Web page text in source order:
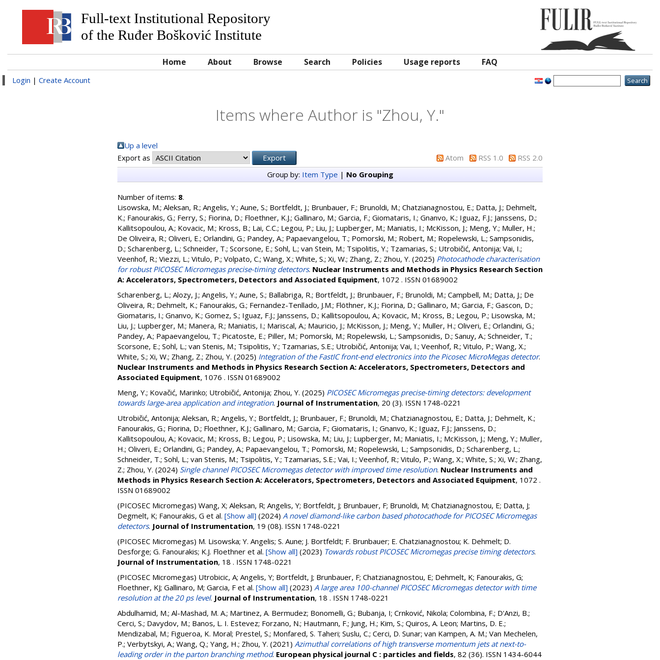
Full-text Institutional Repository
of the Ruđer Bošković Institute
Home About Browse Search Policies Usage reports FAQ
Login | Create Account
Items where Author is "Zhou, Y."
Up a level
Export as
Atom RSS 1.0
RSS 2.0
Group by: Item Type | No Grouping
Number of items: 8.
Lisowska, M.; Aleksan, R.; Angelis, Y.; Aune, S.; Bortfeldt, J.; Brunbauer, F.; Brunoldi, M.; Chatzianagnostou, E.; Datta, J.; Dehmelt,
K.; Fanourakis, G.; Ferry, S.; Fiorina, D.; Floethner, K.J.; Gallinaro, M.; Garcia, F.; Giomataris, I.; Gnanvo, K.; Iguaz, F.J.; Janssens, D.;
Kallitsopoulou, A.; Kovacic, M.; Kross, B.; Lai, C.C.; Legou, P.; Liu, J.; Lupberger, M.; Maniatis, I.; McKisson, J.; Meng, Y.; Muller, H.;
De Oliveira, R.; Oliveri, E.; Orlandini, G.; Pandey, A.; Papaevangelou, T.; Pomorski, M.; Robert, M.; Ropelewski, L.; Sampsonidis,
D.; Scharenberg, L.; Schneider, T.; Scorsone, E.; Sohl, L.; van Stein, M.; Tsipolitis, Y.; Tzamarias, S.; Utrobičić, Antonija; Vai, I.;
Veenhof, R.; Viezzi, L.; Vitulo, P.; Volpato, C.; Wang, X.; White, S.; Xi, W.; Zhang, Z.; Zhou, Y. (2025) Photocathode characterisation
for robust PICOSEC Micromegas precise-timing detectors. Nuclear Instruments and Methods in Physics Research Section
A: Accelerators, Spectrometers, Detectors and Associated Equipment, 1072 . ISSN 01689002
Scharenberg, L.; Alozy, J.; Angelis, Y.; Aune, S.; Ballabriga, R.; Bortfeldt, J.; Brunbauer, F.; Brunoldi, M.; Campbell, M.; Datta, J.; De
Oliveira, R.; Dehmelt, K.; Fanourakis, G.; Fernandez-Tenllado, J.M.; Flöthner, K.J.; Fiorina, D.; Gallinaro, M.; Garcia, F.; Gascon, D.;
Giomataris, I.; Gnanvo, K.; Gomez, S.; Iguaz, F.J.; Janssens, D.; Kallitsopoulou, A.; Kovacic, M.; Kross, B.; Legou, P.; Lisowska, M.;
Liu, J.; Lupberger, M.; Manera, R.; Maniatis, I.; Mariscal, A.; Mauricio, J.; McKisson, J.; Meng, Y.; Muller, H.; Oliveri, E.; Orlandini, G.;
Pandey, A.; Papaevangelou, T.; Picatoste, E.; Piller, M.; Pomorski, M.; Ropelewski, L.; Sampsonidis, D.; Sanuy, A.; Schneider, T.;
Scorsone, E.; Sohl, L.; van Stenis, M.; Tsipolitis, Y.; Tzamarias, S.E.; Utrobičić, Antonija; Vai, I.; Veenhof, R.; Vitulo, P.; Wang, X.;
White, S.; Xi, W.; Zhang, Z.; Zhou, Y. (2025) Integration of the FastIC front-end electronics into the Picosec MicroMegas detector.
Nuclear Instruments and Methods in Physics Research Section A: Accelerators, Spectrometers, Detectors and
Associated Equipment, 1076 . ISSN 01689002
Meng, Y.; Kovačić, Marinko; Utrobičić, Antonija; Zhou, Y. (2025) PICOSEC Micromegas precise-timing detectors: development
towards large-area application and integration. Journal of Instrumentation, 20 (3). ISSN 1748-0221
Utrobičić, Antonija; Aleksan, R.; Angelis, Y.; Bortfeldt, J.; Brunbauer, F.; Brunoldi, M.; Chatzianagnostou, E.; Datta, J.; Dehmelt, K.;
Fanourakis, G.; Fiorina, D.; Floethner, K.J.; Gallinaro, M.; Garcia, F.; Giomataris, I.; Gnanvo, K.; Iguaz, F.J.; Janssens, D.;
Kallitsopoulou, A.; Kovacic, M.; Kross, B.; Legou, P.; Lisowska, M.; Liu, J.; Lupberger, M.; Maniatis, I.; McKisson, J.; Meng, Y.; Muller,
H.; Oliveri, E.; Orlandini, G.; Pandey, A.; Papaevangelou, T.; Pomorski, M.; Ropelewski, L.; Sampsonidis, D.; Scharenberg, L.;
Schneider, T.; Sohl, L.; van Stenis, M.; Tsipolitis, Y.; Tzamarias, S.E.; Vai, I.; Veenhof, R.; Vitulo, P.; Wang, X.; White, S.; Xi, W.; Zhang,
Z.; Zhou, Y. (2024) Single channel PICOSEC Micromegas detector with improved time resolution. Nuclear Instruments and
Methods in Physics Research Section A: Accelerators, Spectrometers, Detectors and Associated Equipment, 1072 .
ISSN 01689002
(PICOSEC Micromegas) Wang, X; Aleksan, R; Angelis, Y; Bortfeldt, J; Brunbauer, F; Brunoldi, M; Chatzianagnostou, E; Datta, J;
Degmelt, K; Fanourakis, G et al. [Show all] (2024) A novel diamond-like carbon based photocathode for PICOSEC Micromegas
detectors. Journal of Instrumentation, 19 (08). ISSN 1748-0221
(PICOSEC Micromegas) M. Lisowska; Y. Angelis; S. Aune; J. Bortfeldt; F. Brunbauer; E. Chatzianagnostou; K. Dehmelt; D.
Desforge; G. Fanourakis; K.J. Floethner et al. [Show all] (2023) Towards robust PICOSEC Micromegas precise timing detectors.
Journal of Instrumentation, 18 . ISSN 1748-0221
(PICOSEC Micromegas) Utrobicic, A; Angelis, Y; Bortfeldt, J; Brunbauer, F; Chatzianagnostou, E; Dehmelt, K; Fanourakis, G;
Floethner, KJ; Gallinaro, M; Garcia, F et al. [Show all] (2023) A large area 100-channel PICOSEC Micromegas detector with time
resolution at the 20 ps level. Journal of Instrumentation, 18 . ISSN 1748-0221
Abdulhamid, M.; Al-Mashad, M. A.; Martinez, A. Bermudez; Bonomelli, G.; Bubanja, I; Crnković, Nikola; Colombina, F.; D'Anzi, B.;
Cerci, S.; Davydov, M.; Banos, L. I. Estevez; Forzano, N.; Hautmann, F.; Jung, H.; Kim, S.; Quiros, A. Leon; Martins, D. E.;
Mendizabal, M.; Figueroa, K. Moral; Prestel, S.; Monfared, S. Taheri; Suslu, C.; Cerci, D. Sunar; van Kampen, A. M.; Van Mechelen,
P.; Verbytskyi, A.; Wang, Q.; Yang, H.; Zhou, Y. (2021) Azimuthal correlations of high transverse momentum jets at next-to-
leading order in the parton branching method. European physical journal C : particles and fields, 82 (36). ISSN 1434-6044